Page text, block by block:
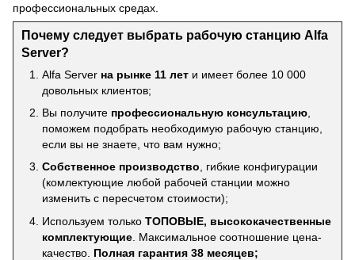
профессиональных средах.
Почему следует выбрать рабочую станцию Alfa
Server?
Alfa Server на рынке 11 лет и имеет более 10 000
довольных клиентов;
Вы получите профессиональную консультацию
поможем подобрать необходимую рабочую станцию,
если вы не знаете, что вам нужно;
Собственное производство, гибкие конфигурации
(комлектующие любой рабочей станции можно
изменить с пересчетом стоимости);
Используем только ТОПОВЫЕ, высококачественные
комплектующие . Максимальное соотношение цена-
качество. Полная гарантия 38 месяцев;